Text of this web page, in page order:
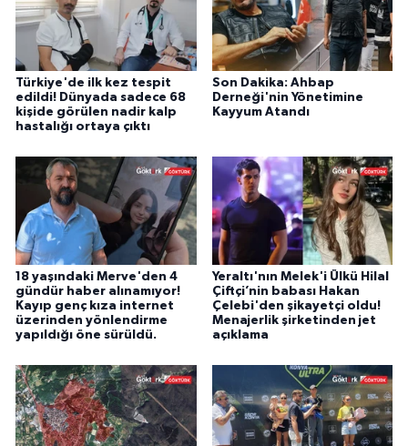
Türkiye'de ilk kez tespit
edildi! Dünyada sadece 68
kişide görülen nadir kalp
hastalığı ortaya çıktı
Son Dakika: Ahbap
Derneği'nin Yönetimine
Kayyum Atandı
18 yaşındaki Merve'den 4
gündür haber alınamıyor!
Kayıp genç kıza internet
üzerinden yönlendirme
yapıldığı öne sürüldü.
Yeraltı'nın Melek'i Ülkü Hilal
Çiftçi’nin babası Hakan
Çelebi'den şikayetçi oldu!
Menajerlik şirketinden jet
açıklama